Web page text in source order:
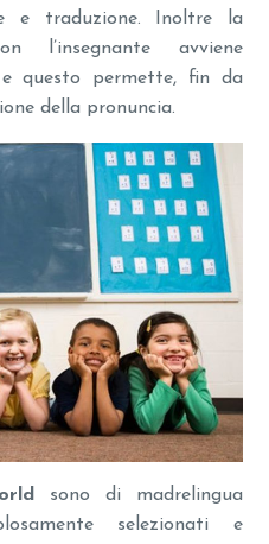
e traduzione. Inoltre la
l’insegnante avviene
e questo permette, fin da
della pronuncia.
sono di madrelingua
selezionati e